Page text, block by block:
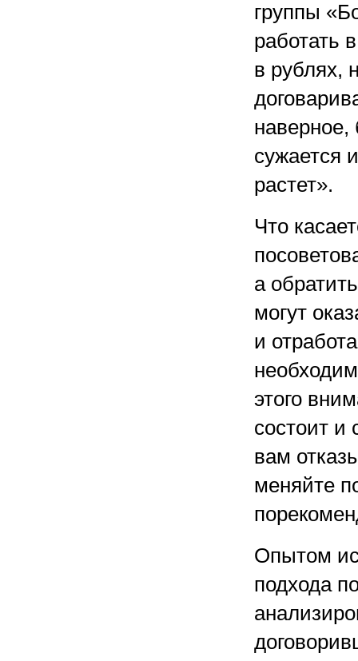
группы
работать
в рублях,
наверное,
сужается
растет».
Что
а
могут
и
этого
состоит и
вам
меняйте
Опытом
подхода